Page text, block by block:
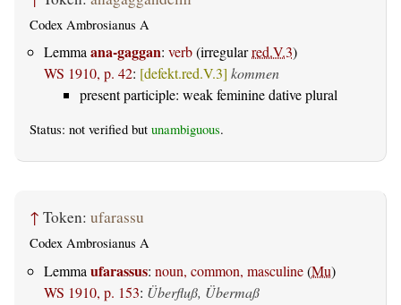
Codex Ambrosianus A
Lemmaana-gaggan: verb(irregularred.V.3)
WS 1910, p. 42: [defekt.red.V.3] kommen
present participle: weak feminine dative plural
Status: not verified but unambiguous.
↑ Token: ufarassu
Codex Ambrosianus A
Lemma ufarassus: noun, common, masculine(Mu)
WS 1910, p. 153: Überfluß, Übermaß